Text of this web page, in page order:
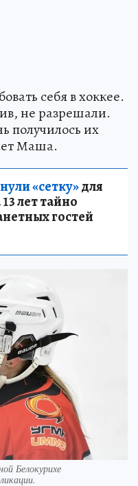
себя в хоккее.
не разрешали.
получилось их
Маша.
«сетку»для
лет тайно
гостей
Белокурихе